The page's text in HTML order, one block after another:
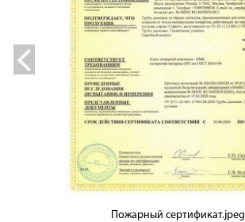
Пожарный сертификат.jpeg